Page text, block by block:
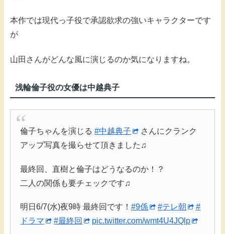
本作では現代っ子役で承認欲求の強いキャラクターです
が
山田さんがどんな風に演じるのか気になりますね。
浅輪倫子役の女優は中越典子
倫子ちゃんを演じる#中越典子
さんにクランク
アップ写真を撮らせて頂きました♫
最終回、直樹と倫子はどうなるのか！？
二人の関係も要チェックです♫
明日6/7(水)夜9時 最終回です！#9係 #テレ朝
#
ドラマ
#最終回 pic.twitter.com/wmt4U4JQlp